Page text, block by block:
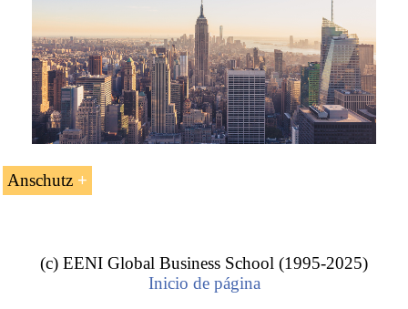
Anschutz
Anschutz.
(c) EENI Global Business School (1995-2025)
Inicio de página